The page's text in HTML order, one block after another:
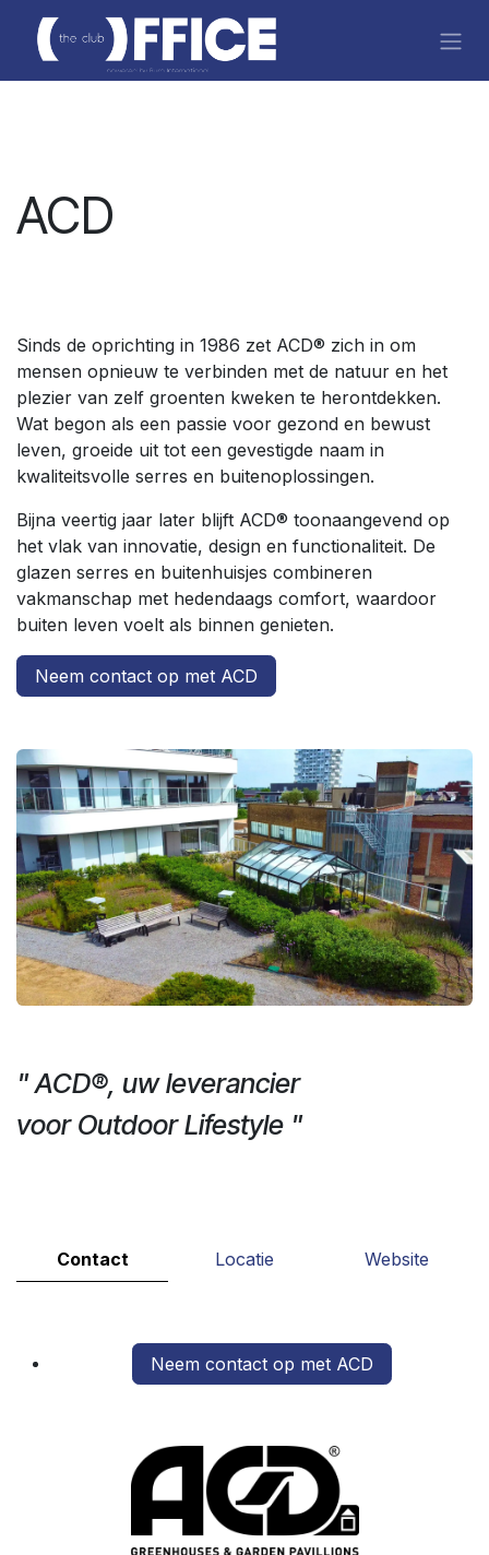
Se rendre au contenu
ACD
Sinds de oprichting in 1986 zet ACD® zich in om
mensen opnieuw te verbinden met de natuur en het
plezier van zelf groenten kweken te herontdekken.
Wat begon als een passie voor gezond en bewust
leven, groeide uit tot een gevestigde naam in
kwaliteitsvolle serres en buitenoplossingen.
Bijna veertig jaar later blijft ACD® toonaangevend op
het vlak van innovatie, design en functionaliteit. De
glazen serres en buitenhuisjes combineren
vakmanschap met hedendaags comfort, waardoor
buiten leven voelt als binnen genieten.
Neem contact op met ACD
" ACD®, uw leverancier
voor Outdoor Lifestyle "
Contact Locatie Website
Neem contact op met ACD